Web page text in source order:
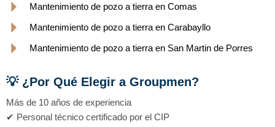
Mantenimiento de pozo a tierra en Comas
Mantenimiento de pozo a tierra en Carabayllo
Mantenimiento de pozo a tierra en San Martin de Porres
💡 ¿Por Qué Elegir a Groupmen?
Más de 10 años de experiencia
✔ Personal técnico certificado por el CIP